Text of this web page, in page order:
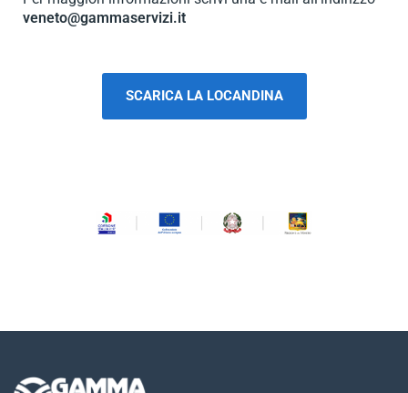
veneto@gammaservizi.it
SCARICA LA LOCANDINA